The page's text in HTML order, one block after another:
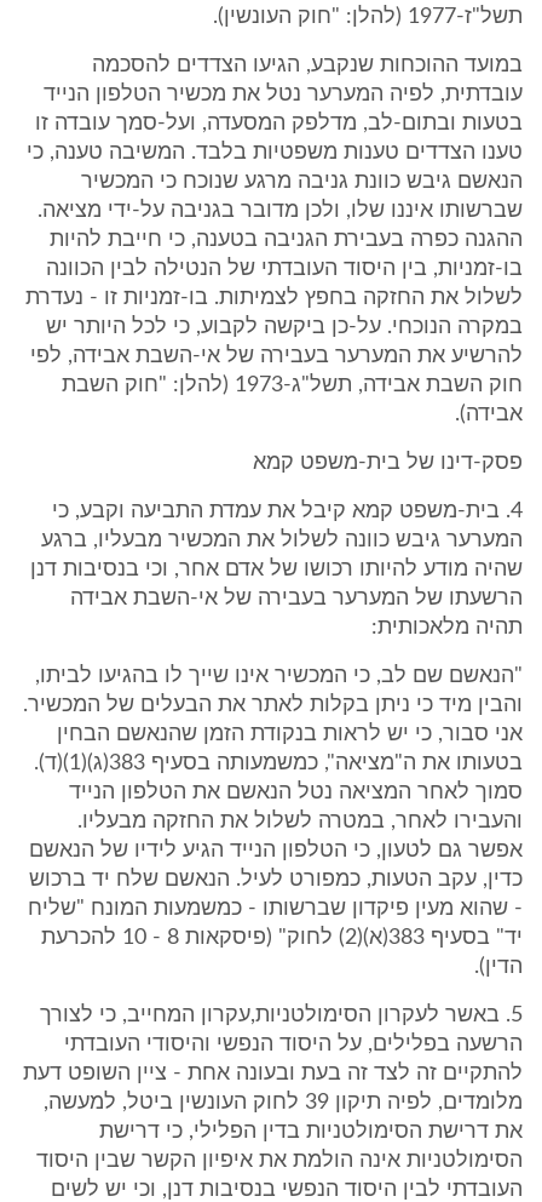
תשל"ז-1977 (להלן: "חוק העונשין).
במועד ההוכחות שנקבע, הגיעו הצדדים להסכמה
עובדתית, לפיה המערער נטל את מכשיר הטלפון הנייד
בטעות ובתום-לב, מדלפק המסעדה, ועל-סמך עובדה זו
טענו הצדדים טענות משפטיות בלבד. המשיבה טענה, כי
הנאשם גיבש כוונת גניבה מרגע שנוכח כי המכשיר
שברשותו איננו שלו, ולכן מדובר בגניבה על-ידי מציאה.
ההגנה כפרה בעבירת הגניבה בטענה, כי חייבת להיות
בו-זמניות, בין היסוד העובדתי של הנטילה לבין הכוונה
לשלול את החזקה בחפץ לצמיתות. בו-זמניות זו - נעדרת
במקרה הנוכחי. על-כן ביקשה לקבוע, כי לכל היותר יש
להרשיע את המערער בעבירה של אי-השבת אבידה, לפי
חוק השבת אבידה, תשל"ג-1973 (להלן: "חוק השבת
אבידה).
פסק-דינו של בית-משפט קמא
4. בית-משפט קמא קיבל את עמדת התביעה וקבע, כי
המערער גיבש כוונה לשלול את המכשיר מבעליו, ברגע
שהיה מודע להיותו רכושו של אדם אחר, וכי בנסיבות דנן
הרשעתו של המערער בעבירה של אי-השבת אבידה
תהיה מלאכותית:
"הנאשם שם לב, כי המכשיר אינו שייך לו בהגיעו לביתו,
והבין מיד כי ניתן בקלות לאתר את הבעלים של המכשיר.
אני סבור, כי יש לראות בנקודת הזמן שהנאשם הבחין
בטעותו את ה"מציאה", כמשמעותה בסעיף 383(ג)(1)(ד).
סמוך לאחר המציאה נטל הנאשם את הטלפון הנייד
והעבירו לאחר, במטרה לשלול את החזקה מבעליו.
אפשר גם לטעון, כי הטלפון הנייד הגיע לידיו של הנאשם
כדין, עקב הטעות, כמפורט לעיל. הנאשם שלח יד ברכוש
- שהוא מעין פיקדון שברשותו - כמשמעות המונח "שליח
יד" בסעיף 383(א)(2) לחוק" (פיסקאות 8 - 10 להכרעת
הדין).
5. באשר לעקרון הסימולטניות,עקרון המחייב, כי לצורך
הרשעה בפלילים, על היסוד הנפשי והיסודי העובדתי
להתקיים זה לצד זה בעת ובעונה אחת - ציין השופט דעת
מלומדים, לפיה תיקון 39 לחוק העונשין ביטל, למעשה,
את דרישת הסימולטניות בדין הפלילי, כי דרישת
הסימולטניות אינה הולמת את איפיון הקשר שבין היסוד
העובדתי לבין היסוד הנפשי בנסיבות דנן, וכי יש לשים